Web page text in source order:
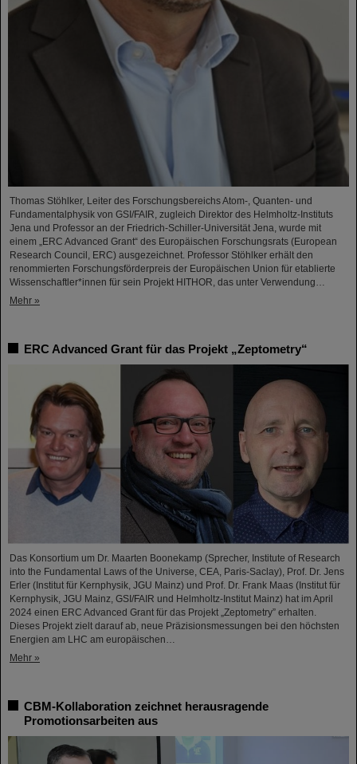
Thomas Stöhlker, Leiter des Forschungsbereichs Atom-, Quanten- und
Fundamentalphysik von GSI/FAIR, zugleich Direktor des Helmholtz-Instituts
Jena und Professor an der Friedrich-Schiller-Universität Jena, wurde mit
einem „ERC Advanced Grant“ des Europäischen Forschungsrats (European
Research Council, ERC) ausgezeichnet. Professor Stöhlker erhält den
renommierten Forschungsförderpreis der Europäischen Union für etablierte
Wissenschaftler*innen für sein Projekt HITHOR, das unter Verwendung…
Mehr »
ERC Advanced Grant für das Projekt „Zeptometry“
Das Konsortium um Dr. Maarten Boonekamp (Sprecher, Institute of Research
into the Fundamental Laws of the Universe, CEA, Paris-Saclay), Prof. Dr. Jens
Erler (Institut für Kernphysik, JGU Mainz) und Prof. Dr. Frank Maas (Institut für
Kernphysik, JGU Mainz, GSI/FAIR und Helmholtz-Institut Mainz) hat im April
2024 einen ERC Advanced Grant für das Projekt „Zeptometry” erhalten.
Dieses Projekt zielt darauf ab, neue Präzisionsmessungen bei den höchsten
Energien am LHC am europäischen…
Mehr »
CBM-Kollaboration zeichnet herausragende
Promotionsarbeiten aus